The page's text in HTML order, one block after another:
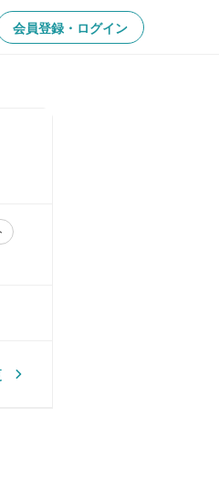
会員登録・ログイン